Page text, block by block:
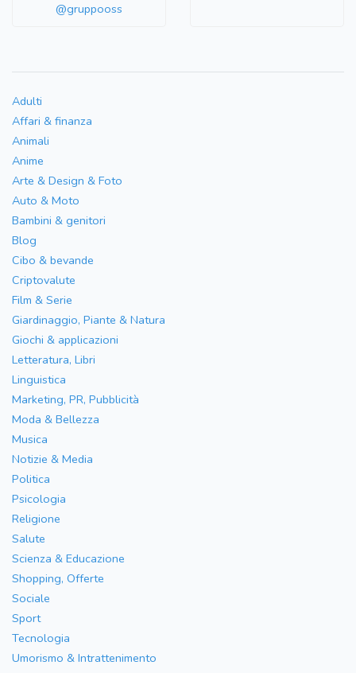
@gruppooss
Adulti
Affari & finanza
Animali
Anime
Arte & Design & Foto
Auto & Moto
Bambini & genitori
Blog
Cibo & bevande
Criptovalute
Film & Serie
Giardinaggio, Piante & Natura
Giochi & applicazioni
Letteratura, Libri
Linguistica
Marketing, PR, Pubblicità
Moda & Bellezza
Musica
Notizie & Media
Politica
Psicologia
Religione
Salute
Scienza & Educazione
Shopping, Offerte
Sociale
Sport
Tecnologia
Umorismo & Intrattenimento